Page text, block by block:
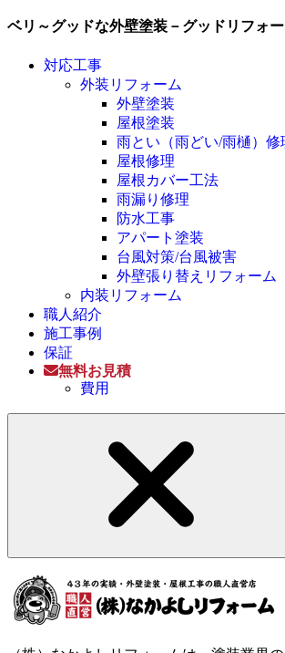
ベリ～グッドな外壁塗装－グッドリフォ
対応工事
外装リフォーム
外壁塗装
屋根塗装
雨とい（雨どい/雨樋）修
屋根修理
屋根カバー工法
雨漏り修理
防水工事
アパート塗装
台風対策/台風被害
外壁張り替えリフォーム
内装リフォーム
職人紹介
施工事例
保証
無料お見積
費用